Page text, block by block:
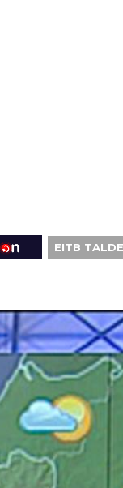
EITB